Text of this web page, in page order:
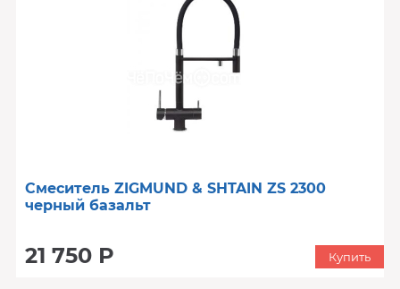
Смеситель ZIGMUND & SHTAIN ZS 2300
черный базальт
21 750 Р Купить